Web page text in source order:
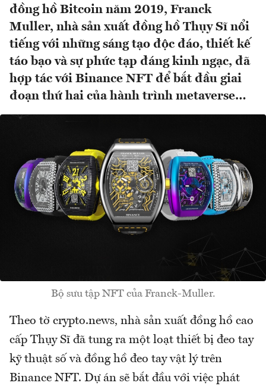
đồng hồ Bitcoin năm 2019, Franck
Muller, nhà sản xuất đồng hồ Thụy Sĩ nổi
tiếng với những sáng tạo độc đáo, thiết kế
táo bạo và sự phức tạp đáng kinh ngạc, đã
hợp tác với Binance NFT để bắt đầu giai
đoạn thứ hai của hành trình metaverse…
Bộ sưu tập NFT của Franck-Muller.
Theo tờ crypto.news, nhà sản xuất đồng hồ cao
cấp Thụy Sĩ đã tung ra một loạt thiết bị đeo tay
kỹ thuật số và đồng hồ đeo tay vật lý trên
Binance NFT. Dự án sẽ bắt đầu với việc phát